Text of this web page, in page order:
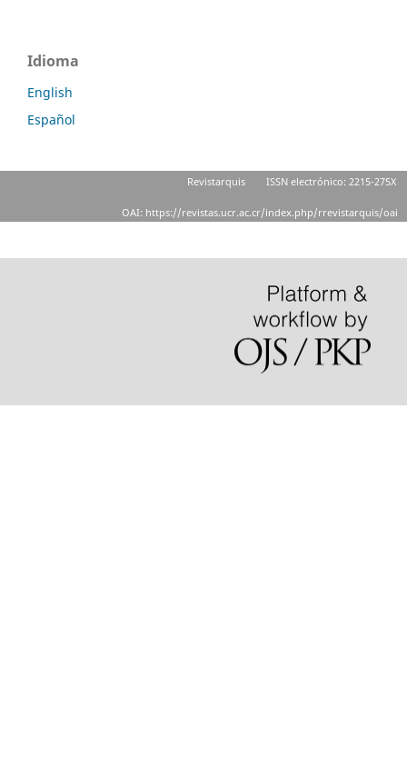
Idioma
English
Español
Revistarquis ISSN electrónico: 2215-275X
OAI: https://revistas.ucr.ac.cr/index.php/rrevistarquis/oai